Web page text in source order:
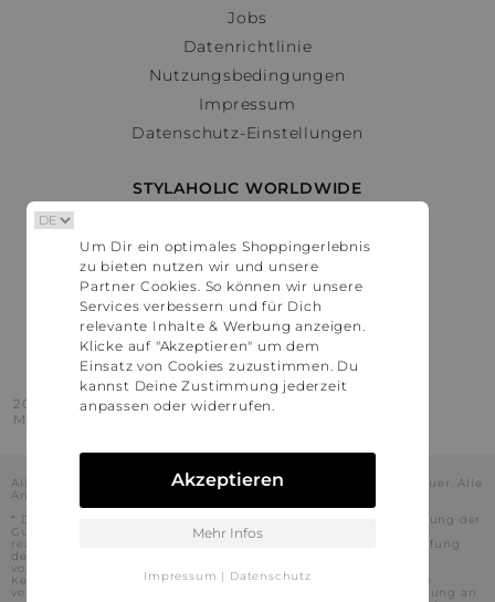
Jobs
Datenrichtlinie
Nutzungsbedingungen
Impressum
Datenschutz-Einstellungen
STYLAHOLIC WORLDWIDE
Österreich
Schweiz
France
United States
2016 - 2026 © Stylaholic.
Made for you with love in munich.
Alle Preise inkl. der jeweils geltenden gesetzlichen Mehrwertsteuer. Alle
Angaben ohne Gewähr.
* Die angezeigten Preise beinhalten Rabatte, die durch die Nutzung der
Gutschein-Codes auf den Seiten unserer Partner voraussichtlich
realisiert werden können. Stylaholic führt keine vollständige Prüfung
der Gutschein-Codes durch und es kann daher in Einzelfällen
vorkommen, dass die Gutscheine abweichend von unserem
Kenntnisstand bei dem jeweiligen Shop nicht oder nur teilweise
verwendet werden können. Darüber hinaus kann deren Verwendung an
Um Dir ein optimales Shoppingerlebnis
zu bieten nutzen wir und unsere
Partner Cookies. So können wir unsere
Services verbessern und für Dich
relevante Inhalte & Werbung anzeigen.
Klicke auf "Akzeptieren" um dem
Einsatz von Cookies zuzustimmen. Du
kannst Deine Zustimmung jederzeit
anpassen oder widerrufen.
Akzeptieren
Mehr Infos
Impressum | Datenschutz